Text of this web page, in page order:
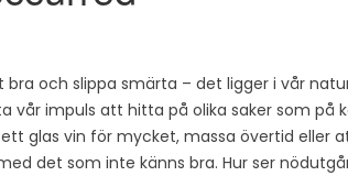
bra och slippa smärta – det ligger i vår
vår impuls att hitta på olika saker som på
glas vin för mycket, massa övertid eller
det som inte känns bra. Hur ser